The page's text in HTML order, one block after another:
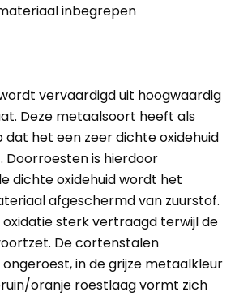
inbegrepen
vervaardigd uit hoogwaardig
Deze metaalsoort heeft als
dat het een zeer dichte oxidehuid
is hierdoor
dichte oxidehuid wordt het
afgeschermd van zuurstof.
sterk vertraagd terwijl de
De cortenstalen
in de grijze metaalkleur
oranje roestlaag vormt zich